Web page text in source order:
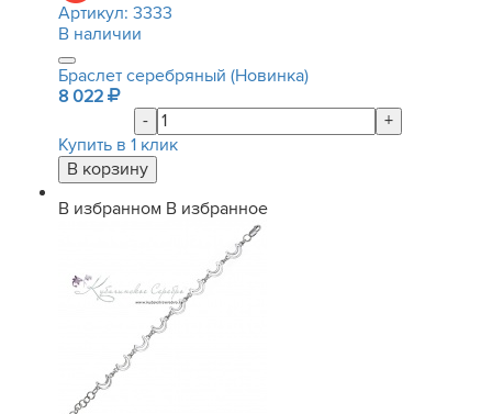
Артикул: 3333
В наличии
Браслет серебряный (Новинка)
8 022
-
+
Купить в 1 клик
В избранном В избранное